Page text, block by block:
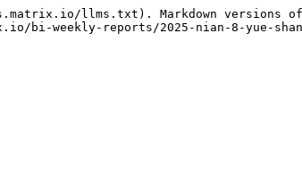
llms.txt). Markdown versions of
bi-weekly-reports/2025-nian-8-yue-